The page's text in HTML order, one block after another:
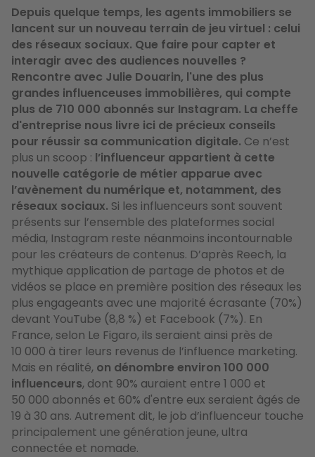
Depuis quelque temps, les agents immobiliers se
lancent sur un nouveau terrain de jeu virtuel : celui
des réseaux sociaux. Que faire pour capter et
interagir avec des audiences nouvelles ?
Rencontre avec Julie Douarin, l'une des plus
grandes influenceuses immobilières, qui compte
plus de 710 000 abonnés sur Instagram. La cheffe
d'entreprise nous livre ici de précieux conseils
pour réussir sa communication digitale. Ce n’est
plus un scoop : l’influenceur appartient à cette
nouvelle catégorie de métier apparue avec
l’avènement du numérique et, notamment, des
réseaux sociaux. Si les influenceurs sont souvent
présents sur l’ensemble des plateformes social
média, Instagram reste néanmoins incontournable
pour les créateurs de contenus. D’après Reech, la
mythique application de partage de photos et de
vidéos se place en première position des réseaux les
plus engageants avec une majorité écrasante (70%)
devant YouTube (8,8 %) et Facebook (7%). En
France, selon Le Figaro, ils seraient ainsi près de
10 000 à tirer leurs revenus de l’influence marketing.
Mais en réalité, on dénombre environ 100 000
influenceurs, dont 90% auraient entre 1 000 et
50 000 abonnés et 60% d'entre eux seraient âgés de
19 à 30 ans. Autrement dit, le job d’influenceur touche
principalement une génération jeune, ultra
connectée et nomade.